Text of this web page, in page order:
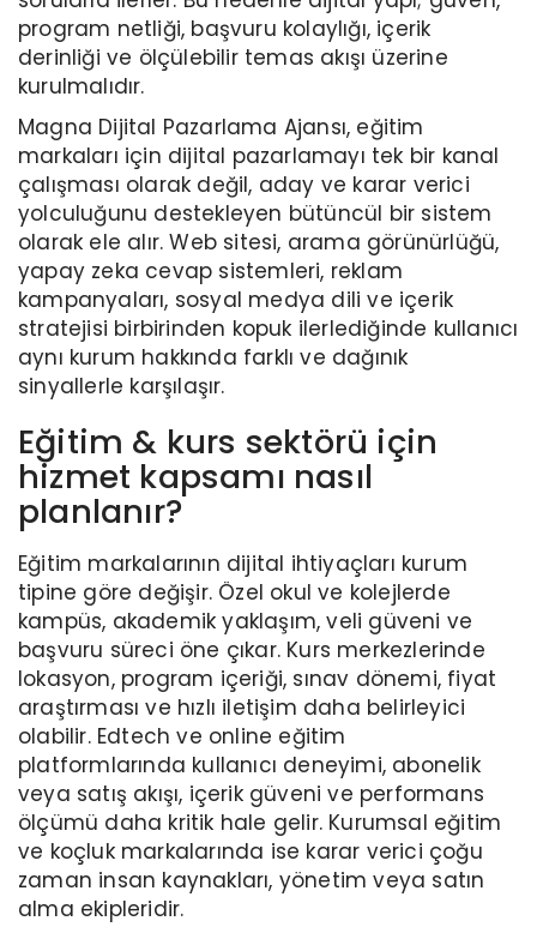
program netliği, başvuru kolaylığı, içerik
derinliği ve ölçülebilir temas akışı üzerine
kurulmalıdır.
Magna Dijital Pazarlama Ajansı, eğitim
markaları için dijital pazarlamayı tek bir kanal
çalışması olarak değil, aday ve karar verici
yolculuğunu destekleyen bütüncül bir sistem
olarak ele alır. Web sitesi, arama görünürlüğü,
yapay zeka cevap sistemleri, reklam
kampanyaları, sosyal medya dili ve içerik
stratejisi birbirinden kopuk ilerlediğinde kullanıcı
aynı kurum hakkında farklı ve dağınık
sinyallerle karşılaşır.
Eğitim & kurs sektörü için
hizmet kapsamı nasıl
planlanır?
Eğitim markalarının dijital ihtiyaçları kurum
tipine göre değişir. Özel okul ve kolejlerde
kampüs, akademik yaklaşım, veli güveni ve
başvuru süreci öne çıkar. Kurs merkezlerinde
lokasyon, program içeriği, sınav dönemi, fiyat
araştırması ve hızlı iletişim daha belirleyici
olabilir. Edtech ve online eğitim
platformlarında kullanıcı deneyimi, abonelik
veya satış akışı, içerik güveni ve performans
ölçümü daha kritik hale gelir. Kurumsal eğitim
ve koçluk markalarında ise karar verici çoğu
zaman insan kaynakları, yönetim veya satın
alma ekipleridir.